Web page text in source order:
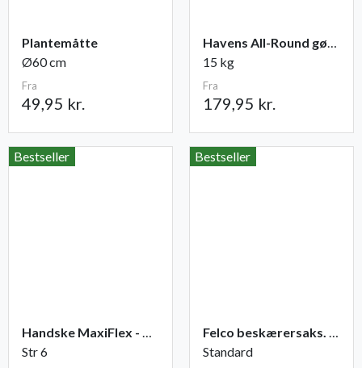
Plantemåtte
Ø60 cm
Fra
49,95 kr.
Havens All-Round gødning NPK 12-2-10
15 kg
Fra
179,95 kr.
Bestseller
Handske MaxiFlex - Ultimate
Str 6
Bestseller
Felco beskærersaks. nr. 2
Standard